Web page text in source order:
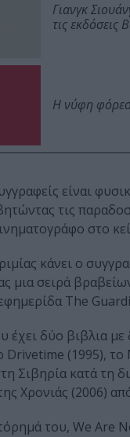
Γιανγκ
τις εκδόσεις
Η νύφη
είναι
τις
στο
κάνει ο
μια σειρά
The
έχει δύο βιβλια
Drivetime (1995),
Σιβηρία κατά τη
Χρονιάς (2006)
του, We Are